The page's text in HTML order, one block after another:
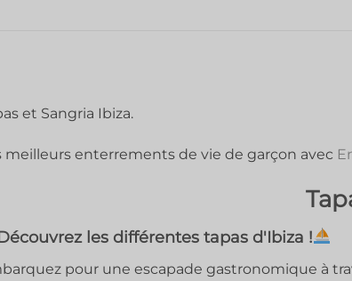
et Sangria Ibiza.
meilleurs enterrements de vie de garçon avec
les différentes tapas d'Ibiza !
pour une escapade gastronomique à